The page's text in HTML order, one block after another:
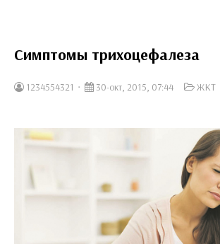
Симптомы трихоцефалеза
1234554321 30-окт, 2015, 07:44 ЖКТ